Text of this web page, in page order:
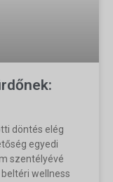
döntés elég
egyedi
szentélyévé
wellness